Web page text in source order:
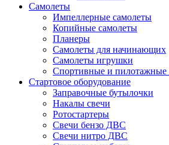
Самолеты
Импеллерные самолеты
Копийные самолеты
Планеры
Самолеты для начинающих
Самолеты игрушки
Спортивные и пилотажные
Стартовое оборудование
Заправочные бутылочки
Накалы свечи
Ротостартеры
Свечи бензо ДВС
Свечи нитро ДВС